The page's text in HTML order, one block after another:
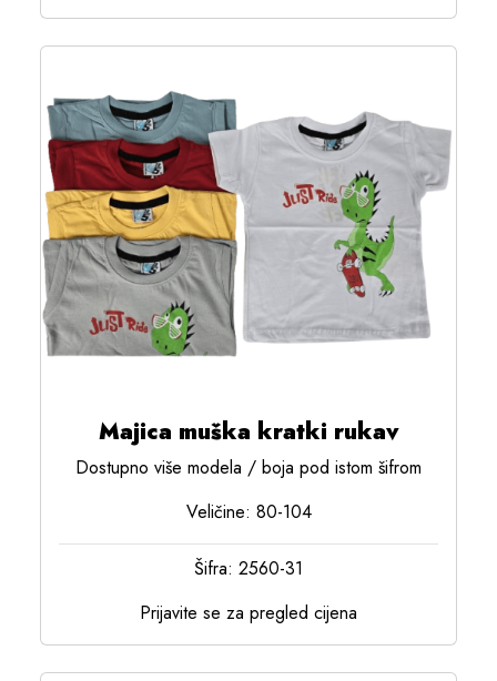
Majica muška kratki rukav
Dostupno više modela / boja pod istom šifrom
Veličine: 80-104
Šifra: 2560-31
Prijavite se za pregled cijena